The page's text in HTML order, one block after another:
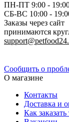
ПН-ПТ 9:00 -
СБ-ВС 10:00 -
Заказы через сайт
принимаются
Сообщить о
О магазине
Контакты
Доставка и
Как заказать